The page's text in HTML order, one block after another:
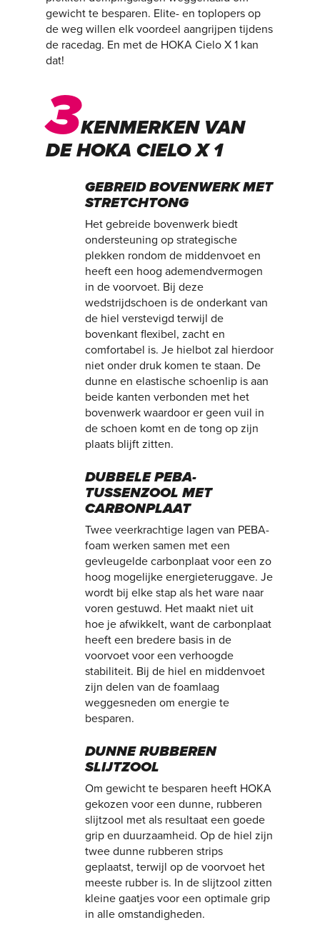
gewicht te besparen. Elite- en toplopers op
de weg willen elk voordeel aangrijpen tijdens
de racedag. En met de HOKA Cielo X 1 kan
dat!
3KENMERKEN VAN
DE HOKA CIELO X 1
GEBREID BOVENWERK MET
STRETCHTONG
Het gebreide bovenwerk biedt
ondersteuning op strategische
plekken rondom de middenvoet en
heeft een hoog ademendvermogen
in de voorvoet. Bij deze
wedstrijdschoen is de onderkant van
de hiel verstevigd terwijl de
bovenkant flexibel, zacht en
comfortabel is. Je hielbot zal hierdoor
niet onder druk komen te staan. De
dunne en elastische schoenlip is aan
beide kanten verbonden met het
bovenwerk waardoor er geen vuil in
de schoen komt en de tong op zijn
plaats blijft zitten.
DUBBELE PEBA-
TUSSENZOOL MET
CARBONPLAAT
Twee veerkrachtige lagen van PEBA-
foam werken samen met een
gevleugelde carbonplaat voor een zo
hoog mogelijke energieteruggave. Je
wordt bij elke stap als het ware naar
voren gestuwd. Het maakt niet uit
hoe je afwikkelt, want de carbonplaat
heeft een bredere basis in de
voorvoet voor een verhoogde
stabiliteit. Bij de hiel en middenvoet
zijn delen van de foamlaag
weggesneden om energie te
besparen.
DUNNE RUBBEREN
SLIJTZOOL
Om gewicht te besparen heeft HOKA
gekozen voor een dunne, rubberen
slijtzool met als resultaat een goede
grip en duurzaamheid. Op de hiel zijn
twee dunne rubberen strips
geplaatst, terwijl op de voorvoet het
meeste rubber is. In de slijtzool zitten
kleine gaatjes voor een optimale grip
in alle omstandigheden.